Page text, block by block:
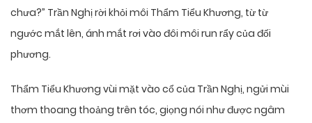
chưa?” Trần Nghị rời khỏi môi Thẩm Tiểu Khương, từ từ
ngước mắt lên, ánh mắt rơi vào đôi môi run rẩy của đối
phương.
Thẩm Tiểu Khương vùi mặt vào cổ của Trần Nghị, ngửi mùi
thơm thoang thoảng trên tóc, giọng nói như được ngâm